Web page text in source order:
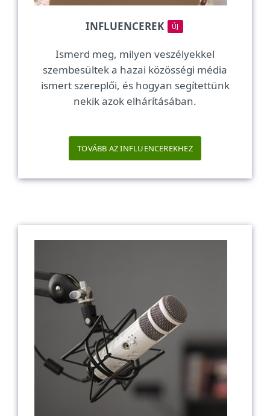
INFLUENCEREK ÚJ
Ismerd meg, milyen veszélyekkel
szembesültek a hazai közösségi média
ismert szereplői, és hogyan segítettünk
nekik azok elhárításában.
TOVÁBB AZ INFLUENCEREKHEZ